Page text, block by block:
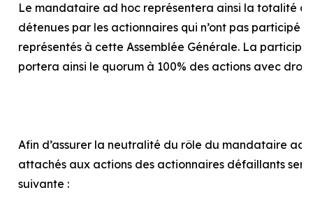
Le mandataire ad hoc représentera ainsi la totalité
détenues par les actionnaires qui n’ont pas participé
représentés à cette Assemblée Générale. La
portera ainsi le quorum à 100% des actions avec
Afin d’assurer la neutralité du rôle du mandataire ad
attachés aux actions des actionnaires défaillants
suivante :